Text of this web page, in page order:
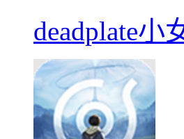
deadplate小